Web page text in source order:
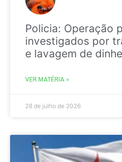
Policia: Operação
investigados por
e lavagem de
VER MATÉRIA »
28 de julho de 2026